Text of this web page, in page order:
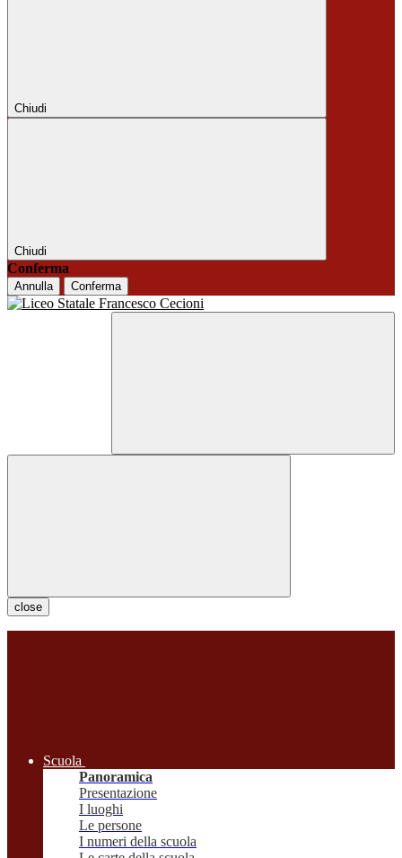
Chiudi
Chiudi
Conferma
Annulla Conferma
close
Scuola
Panoramica
Presentazione
I luoghi
Le persone
I numeri della scuola